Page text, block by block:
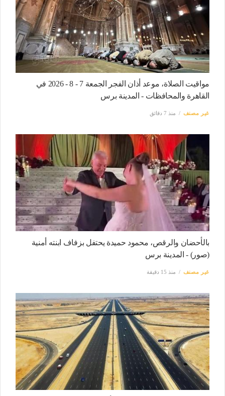
مواقيت الصلاة، موعد أذان الفجر الجمعة 7 - 8 - 2026 في
القاهرة والمحافظات - المدينة برس
غير مصنف منذ 7 دقائق
بالأحضان والرقص، محمود حميدة يحتفل بزفاف ابنته أمنية
(صور) - المدينة برس
غير مصنف منذ 15 دقيقة